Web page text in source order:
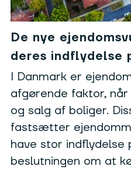
De nye
deres indflydelse
I Danmark er
afgørende faktor,
og salg af boliger.
fastsætter
have stor indflydelse
beslutningen om at